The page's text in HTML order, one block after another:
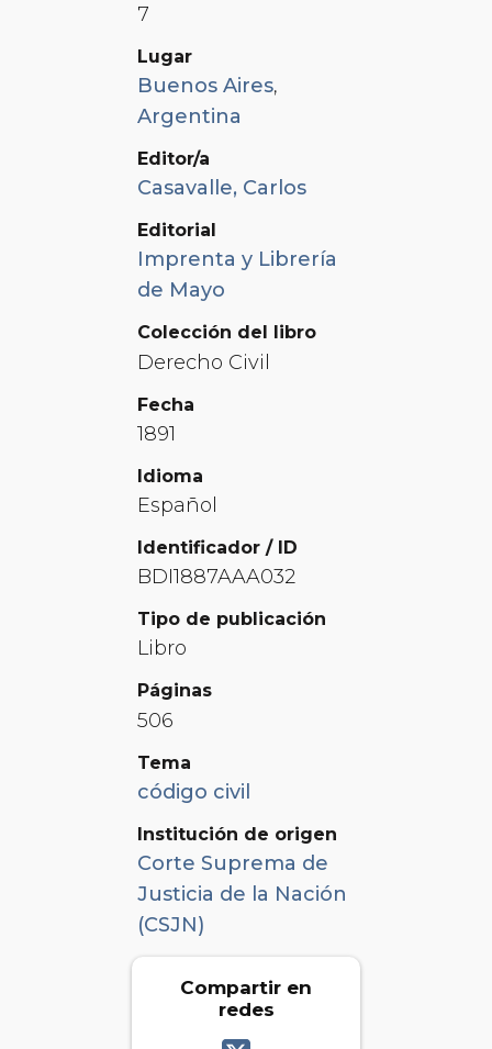
7
Lugar
Buenos Aires,
Argentina
Editor/a
Casavalle, Carlos
Editorial
Imprenta y Librería
de Mayo
Colección del libro
Derecho Civil
Fecha
1891
Idioma
Español
Identificador / ID
BDI1887AAA032
Tipo de publicación
Libro
Páginas
506
Tema
código civil
Institución de origen
Corte Suprema de
Justicia de la Nación
(CSJN)
Compartir en
redes